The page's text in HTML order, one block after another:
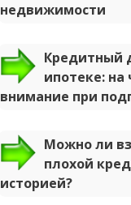
недвижимости
Кредитный
ипотеке: на
внимание при
Можно ли
плохой
историей?